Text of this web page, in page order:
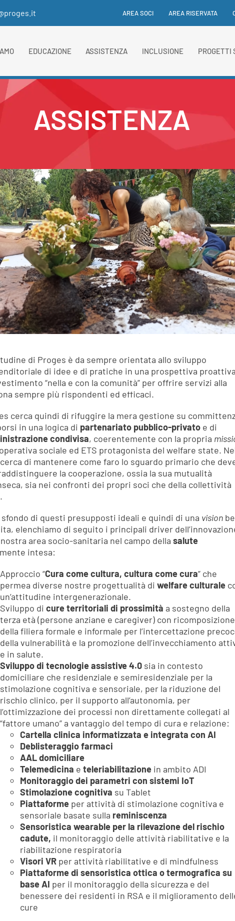
AREA SOCI AREA RISERVATA
EDUCAZIONE ASSISTENZA INCLUSIONE PROGETTI
ASSISTENZA
di Proges è da sempre orientata allo sviluppo
di idee e di pratiche in una prospettiva
“nella e con la comunità” per offrire servizi alla
sempre più rispondenti ed efficaci.
cerca quindi di rifuggire la mera gestione su
in una logica di partenariato pubblico-privatoe di
condivisa, coerentemente con la propria
sociale ed ETS protagonista del welfare state.
di mantenere come faro lo sguardo primario che
la cooperazione, ossia la sua mutualità
sia nei confronti dei propri soci che della collettività
sfondo di questi presupposti ideali e quindi di una vision
elenchiamo di seguito i principali driver
area socio-sanitaria nel campo della salute
intesa:
Approccio “Cura come cultura, cultura come cura” che
permea diverse nostre progettualità di welfare culturale
un’attitudine intergenerazionale.
Sviluppo di cure territoriali di prossimità a sostegno della
terza età (persone anziane e caregiver) con ricomposizione
della filiera formale e informale per l’intercettazione
della vulnerabilità e la promozione dell’invecchiamento
e in salute.
Sviluppo di tecnologie assistive 4.0 sia in contesto
domiciliare che residenziale e semiresidenziale per la
stimolazione cognitiva e sensoriale, per la riduzione del
rischio clinico, per il supporto all’autonomia, per
l’ottimizzazione dei processi non direttamente collegati al
“fattore umano” a vantaggio del tempo di cura e relazione:
Cartella clinica informatizzata e integrata con AI
Deblisteraggio farmaci
AAL domiciliare
Telemedicina e teleriabilitazionein ambito ADI
Monitoraggio dei parametri con sistemi IoT
Stimolazione cognitiva su Tablet
Piattaformeper attività di stimolazione cognitiva e
sensoriale basate sulla reminiscenza
Sensoristica wearable per la rilevazione del rischio
cadute, il monitoraggio delle attività riabilitative e la
riabilitazione respiratoria
Visori VRper attività riabilitative e di mindfulness
Piattaforme di sensoristica ottica o termografica su
base AI per il monitoraggio della sicurezza e del
benessere dei residenti in RSA e il miglioramento
cure